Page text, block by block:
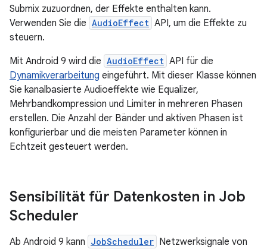
Submix zuzuordnen, der Effekte enthalten kann.
Verwenden Sie die AudioEffect API, um die Effekte zu
steuern.
Mit Android 9 wird die AudioEffect API für die
Dynamikverarbeitung eingeführt. Mit dieser Klasse können
Sie kanalbasierte Audioeffekte wie Equalizer,
Mehrbandkompression und Limiter in mehreren Phasen
erstellen. Die Anzahl der Bänder und aktiven Phasen ist
konfigurierbar und die meisten Parameter können in
Echtzeit gesteuert werden.
Sensibilität für Datenkosten in Job
Scheduler
Ab Android 9 kann JobScheduler Netzwerksignale von